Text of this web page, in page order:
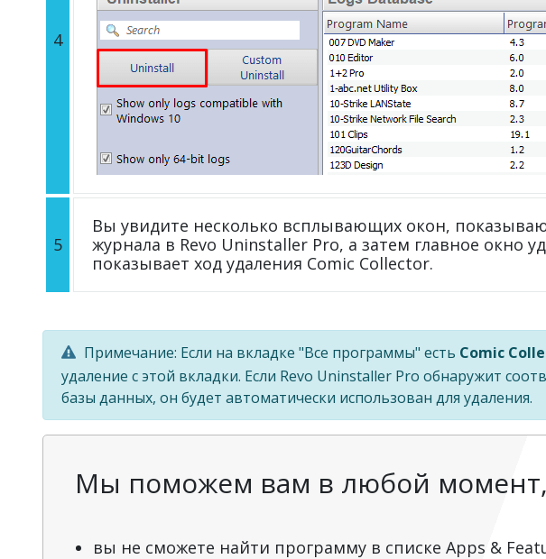
4
5
Вы увидите несколько всплывающих окон,
журнала в Revo Uninstaller Pro, а затем главное окно
показывает ход удаления Comic Collector.
Примечание: Если на вкладке "Все программы" есть Comic
удаление с этой вкладки. Если Revo Uninstaller Pro обнаружит
базы данных, он будет автоматически использован для удаления.
Мы поможем вам в любой момент,
вы не сможете найти программу в списке Apps &